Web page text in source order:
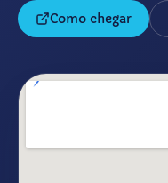
Como chegar